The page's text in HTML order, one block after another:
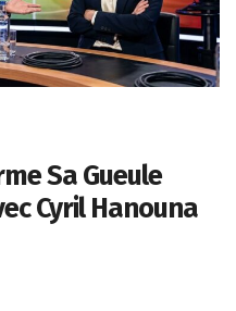
Sa Gueule
Cyril Hanouna